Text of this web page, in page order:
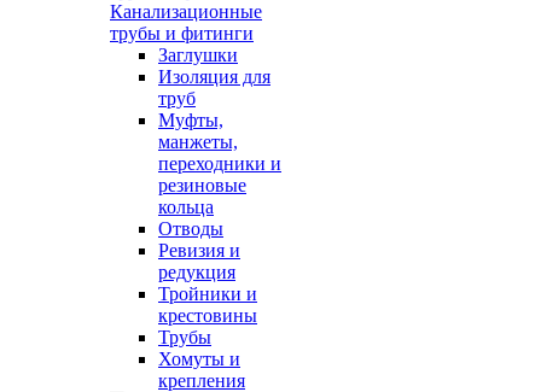
Канализационные
трубы и фитинги
Заглушки
Изоляция для
труб
Муфты,
манжеты,
переходники и
резиновые
кольца
Отводы
Ревизия и
редукция
Тройники и
крестовины
Трубы
Хомуты и
крепления